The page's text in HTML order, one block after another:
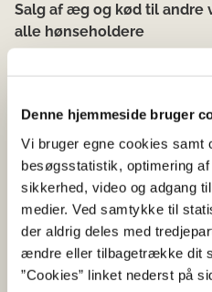
Denne hjemmeside bruger
Vi bruger egne cookies samt
besøgsstatistik, optimering
sikkerhed, video og adgang
medier. Ved samtykke til
der aldrig deles med
ændre eller tilbagetrække dit
”Cookies” linket nederst på
Salg af æg og kød til andre
alle hønseholdere
Lovstof
Find
for dyrevelfærd
Find Bekendtgørelse